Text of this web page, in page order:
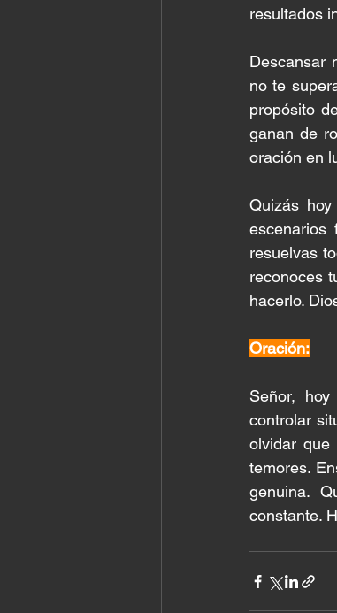
resultados
Descansar
no te
propósito
ganan de
oración en
Quizás
escenarios
resuelvas
reconoces
hacerlo.
Oración:
Señor,
controlar
olvidar que
temores.
genuina.
constante.